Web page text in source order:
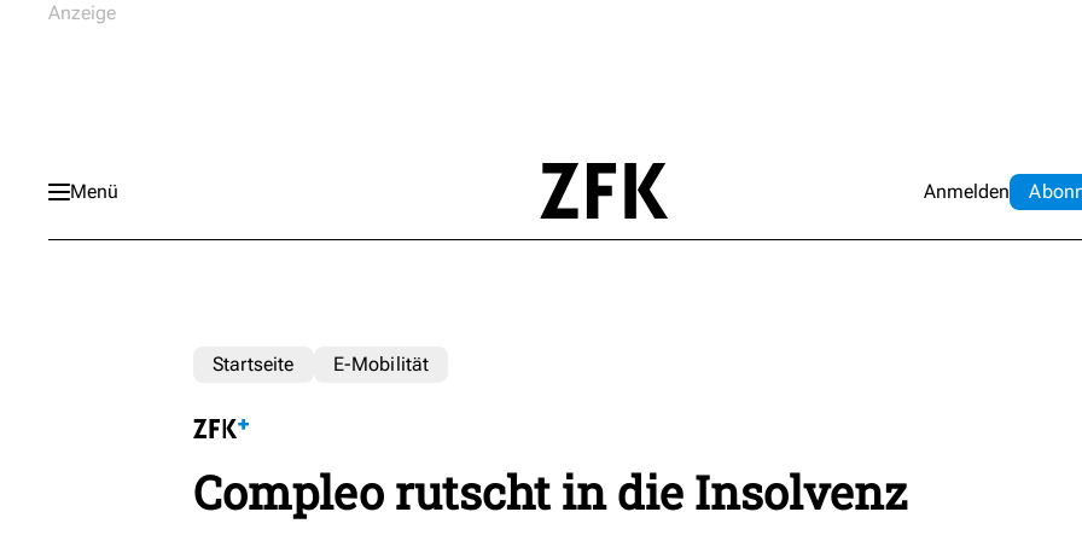
Menü Anmelden Abo
Startseite E-Mobilität
Compleo rutscht in die Insolvenz